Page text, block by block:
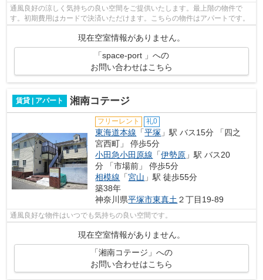
通風良好の涼しく気持ちの良い空間をご提供いたします。最上階の物件で
す。初期費用はカードで決済いただけます。こちらの物件はアパートです。
現在空室情報がありません。
「space-port 」への
お問い合わせはこちら
賃貸 | アパート 湘南コテージ
フリーレント 礼0
東海道本線 「平塚 」駅 バス15分 「四之
宮西町」 停歩5分
小田急小田原線 「伊勢原 」駅 バス20
分 「市場前」 停歩5分
相模線 「宮山 」駅 徒歩55分
築38年
神奈川県平塚市東真土２丁目19-89
通風良好な物件はいつでも気持ちの良い空間です。
現在空室情報がありません。
「湘南コテージ」への
お問い合わせはこちら